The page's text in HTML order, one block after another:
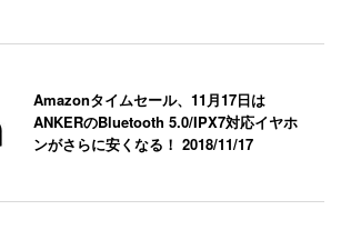
Amazonタイムセール、11月17日は
ANKERのBluetooth 5.0/IPX7対応イヤホ
ンがさらに安くなる！2018/11/17